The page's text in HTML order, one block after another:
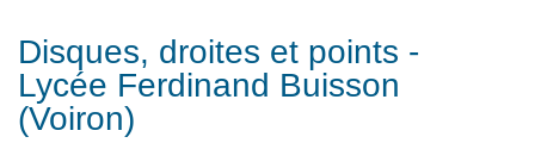
d'Ariane
Disques, droites et points -
Lycée Ferdinand Buisson
(Voiron)